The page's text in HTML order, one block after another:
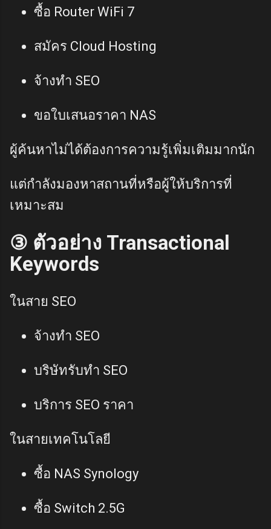
ซื้อ Router WiFi 7
สมัคร Cloud Hosting
จ้างทำ SEO
ขอใบเสนอราคา NAS
ผู้ค้นหาไม่ได้ต้องการความรู้เพิ่มเติมมากนัก
แต่กำลังมองหาสถานที่หรือผู้ให้บริการที่
เหมาะสม
③ ตัวอย่าง Transactional
Keywords
ในสาย SEO
จ้างทำ SEO
บริษัทรับทำ SEO
บริการ SEO ราคา
ในสายเทคโนโลยี
ซื้อ NAS Synology
ซื้อ Switch 2.5G